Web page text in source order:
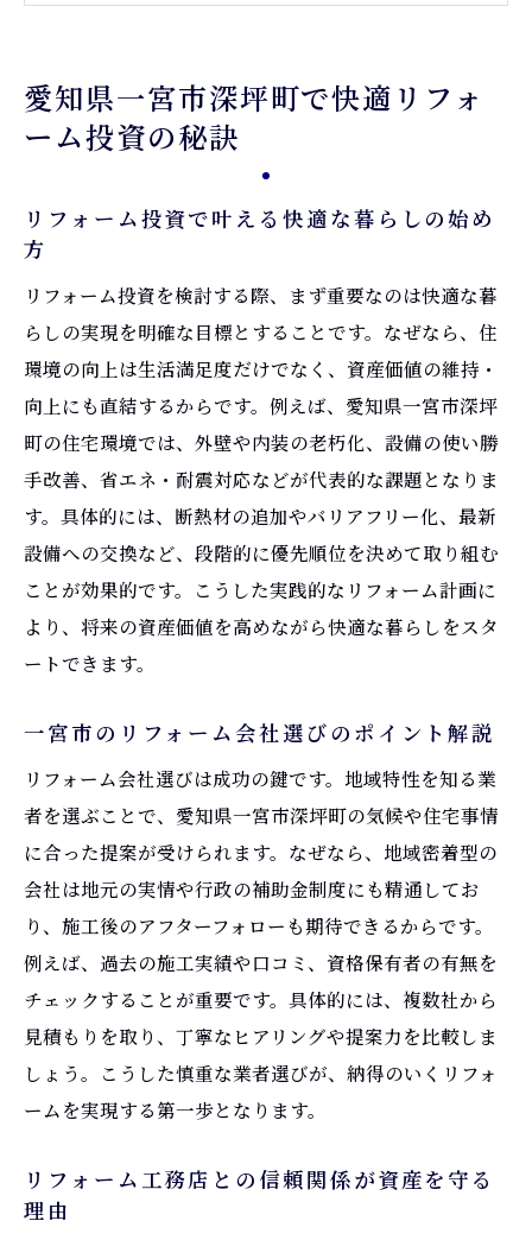
る理由
費用対効果を高めるリフォーム計画のコツ
用法
リフォーム実践で住まいを快適空間へ変え
る方法
一宮市リフォームおすすめ事例と成功の秘
外壁や内装リフォームで得られる長期的メ
リット
トイレや水回りリフォームの注意点を解説
リフォームプラザで最新の設備を比較検討
しよう
資産価値向上ならリフォームが有効な理由
み
一宮市でリフォーム投資が注目される背景
とは
耐震・省エネリフォームが資産維持に役立
つ理由
工務店選びが資産価値向上の決め手となる
理由
リフォームで叶う愛知県一宮市深坪町の暮らし
暮らし
愛知県一宮市深坪町で快適リフォ
ーム投資の秘訣
リフォーム投資で叶える快適な暮らしの始め
方
リフォーム投資を検討する際、まず重要なのは快適な暮
らしの実現を明確な目標とすることです。なぜなら、住
環境の向上は生活満足度だけでなく、資産価値の維持・
向上にも直結するからです。例えば、愛知県一宮市深坪
町の住宅環境では、外壁や内装の老朽化、設備の使い勝
手改善、省エネ・耐震対応などが代表的な課題となりま
す。具体的には、断熱材の追加やバリアフリー化、最新
設備への交換など、段階的に優先順位を決めて取り組む
ことが効果的です。こうした実践的なリフォーム計画に
より、将来の資産価値を高めながら快適な暮らしをスタ
ートできます。
一宮市のリフォーム会社選びのポイント解説
リフォーム会社選びは成功の鍵です。地域特性を知る業
者を選ぶことで、愛知県一宮市深坪町の気候や住宅事情
に合った提案が受けられます。なぜなら、地域密着型の
会社は地元の実情や行政の補助金制度にも精通してお
り、施工後のアフターフォローも期待できるからです。
例えば、過去の施工実績や口コミ、資格保有者の有無を
チェックすることが重要です。具体的には、複数社から
見積もりを取り、丁寧なヒアリングや提案力を比較しま
しょう。こうした慎重な業者選びが、納得のいくリフォ
ームを実現する第一歩となります。
リフォーム工務店との信頼関係が資産を守る
理由